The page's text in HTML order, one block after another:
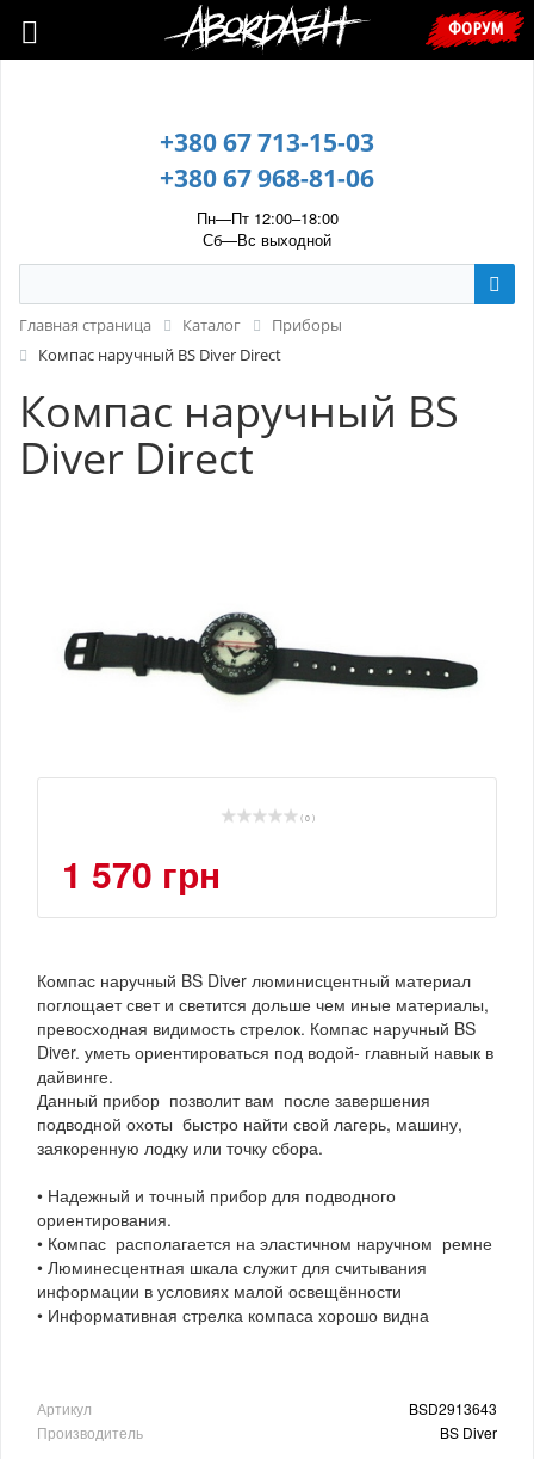
🇺🇦 У зв’язку з воєнним станом, прохання уточнювати ціну та
наявність у менеджера. 🇺🇦
+380 67 713-15-03
+380 67 968-81-06
Пн—Пт 12:00–18:00
Сб—Вс выходной
ФОРУМ
Главная страница Каталог
Приборы
Компас наручный BS Diver Direct
Компас наручный BS
Diver Direct
( 0 )
1 570 грн
Компас наручный BS Diver люминисцентный материал
поглощает свет и светится дольше чем иные материалы,
превосходная видимость стрелок. Компас наручный BS
Diver. уметь ориентироваться под водой- главный навык в
дайвинге.
Данный прибор позволит вам после завершения
подводной охоты быстро найти свой лагерь, машину,
заякоренную лодку или точку сбора.
• Надежный и точный прибор для подводного
ориентирования.
• Компас располагается на эластичном наручном ремне
• Люминесцентная шкала служит для считывания
информации в условиях малой освещённости
• Информативная стрелка компаса хорошо видна
Артикул
BSD2913643
Производитель
BS Diver